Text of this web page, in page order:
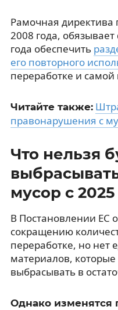
Рамочная директива
2008 года,
года обеспечить
его повторного
переработке и самой
Читайте также:
правонарушения с
Что нельзя
мусор с 2025
В Постановлении ЕС
сокращению
переработке, но нет
материалов, которые
выбрасывать в
Однако изменятся